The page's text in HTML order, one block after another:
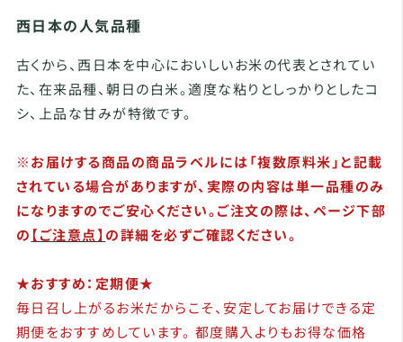
西日本の人気品種
古くから、西日本を中心においしいお米の代表とされてい
た、在来品種、朝日の白米。適度な粘りとしっかりとしたコ
シ、上品な甘みが特徴です。
※お届けする商品の商品ラベルには「複数原料米」と記載
されている場合がありますが、実際の内容は単一品種のみ
になりますのでご安心ください。ご注文の際は、ページ下部
の 【ご注意点】 の詳細を必ずご確認ください。
★おすすめ：定期便★
毎日召し上がるお米だからこそ、安定してお届けできる定
期便をおすすめしています。 都度購入よりもお得な価格